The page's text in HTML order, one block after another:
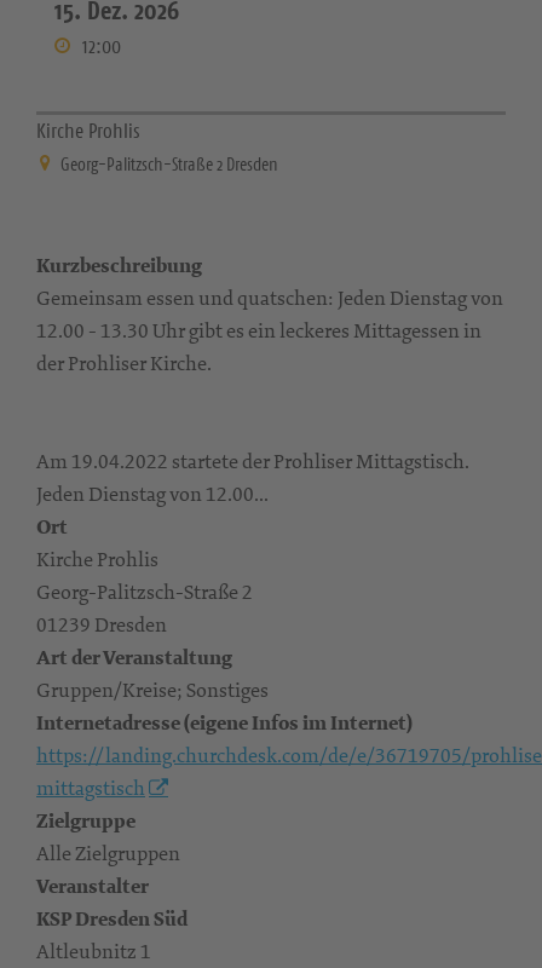
15. Dez. 2026
12:00
Kirche Prohlis
Georg-Palitzsch-Straße 2 Dresden
Kurzbeschreibung
Gemeinsam essen und quatschen: Jeden Dienstag von
12.00 - 13.30 Uhr gibt es ein leckeres Mittagessen in
der Prohliser Kirche.
Am 19.04.2022 startete der Prohliser Mittagstisch.
Jeden Dienstag von 12.00...
Ort
Kirche Prohlis
Georg-Palitzsch-Straße 2
01239 Dresden
Art der Veranstaltung
Gruppen/Kreise; Sonstiges
Internetadresse (eigene Infos im Internet)
https://landing.churchdesk.com/de/e/36719705/
mittagstisch
Zielgruppe
Alle Zielgruppen
Veranstalter
KSP Dresden Süd
Altleubnitz 1